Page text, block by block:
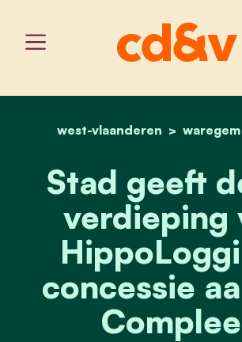
home
west-vlaanderen waregem
stad
Stad geeft
verdieping
concessie